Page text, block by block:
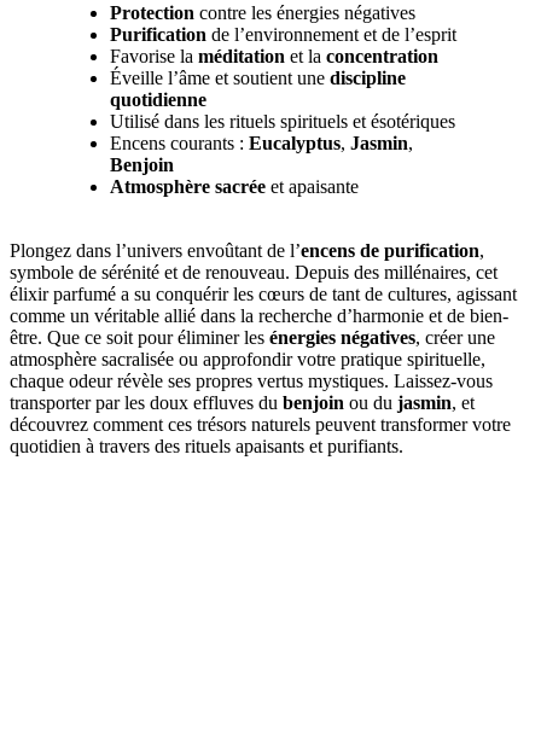
Protection contre les énergies négatives
Purification de l’environnement et de l’esprit
Favorise la méditation et la concentration
Éveille l’âme et soutient une discipline
quotidienne
Utilisé dans les rituels spirituels et ésotériques
Encens courants : Eucalyptus, Jasmin,
Benjoin
Atmosphère sacrée et apaisante
Plongez dans l’univers envoûtant de l’encens de purification,
symbole de sérénité et de renouveau. Depuis des millénaires, cet
élixir parfumé a su conquérir les cœurs de tant de cultures, agissant
comme un véritable allié dans la recherche d’harmonie et de bien-
être. Que ce soit pour éliminer les énergies négatives, créer une
atmosphère sacralisée ou approfondir votre pratique spirituelle,
chaque odeur révèle ses propres vertus mystiques. Laissez-vous
transporter par les doux effluves du benjoin ou du jasmin, et
découvrez comment ces trésors naturels peuvent transformer votre
quotidien à travers des rituels apaisants et purifiants.